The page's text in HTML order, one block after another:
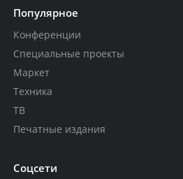
Популярное
Конференции
Специальные проекты
Маркет
Техника
ТВ
Печатные издания
Соцсети